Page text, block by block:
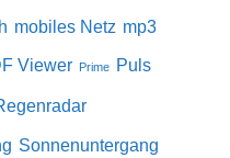
mobiles Netz mp3
Viewer Prime Puls
Sonnenuntergang